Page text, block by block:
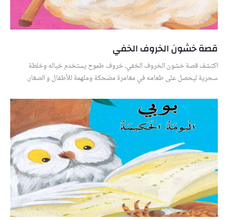
قصة خشون الخروف الخفي
اكتشف قصة خشون الخروف الخفي، خروف طموح يستخدم خياله وخلطة
سحرية ليحصل على طعامه في مغامرة مضحكة وملهمة للأطفال و الصغار.